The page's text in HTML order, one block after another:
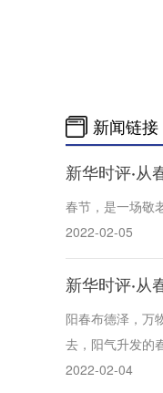
新闻链接
新华时评·从
春节，是一场敬
2022-02-05
新华时评·从
阳春布德泽，万
去，阳气升发的
2022-02-04